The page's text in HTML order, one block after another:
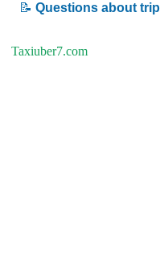
📝 Questions about trip
Taxiuber7.com